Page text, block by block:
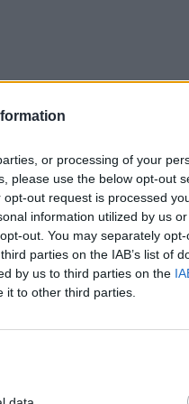
or processing of your
please use the below opt-out
out request is processed
information utilized by us
out. You may separately
parties on the IAB’s list of
by us to third parties on the
it to other third parties.
cserélték. A
azonos
zajlik, felújítják a
is megújulnak.
utasforgalmi
és új, modern